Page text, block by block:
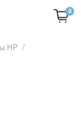
0
HP